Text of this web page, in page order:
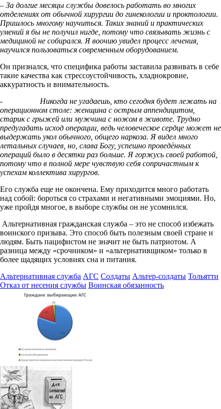
– За долгие месяцы службы довелось работать во многих
отделениях от обычной хирургии до гинекологии и проктологии.
Пришлось многому научиться. Таких знаний и практических
умений я бы не получил нигде, потому что связывать жизнь с
медициной не собирался. Я воочию увидел процесс лечения,
научился пользоваться современным оборудованием.
Он признался, что специфика работы заставила развивать в себе
такие качества как стрессоустойчивость, хладнокровие,
аккуратность и внимательность.
- Никогда не угадаешь, кто сегодня будет лежать на
операционном столе: женщина с острым аппендицитом,
старик с грыжей или мужчина с ножом в животе. Трудно
предугадать исход операции, ведь человеческое сердце может не
выдержать укол обычного, общего наркоза. Я видел много
летальных случаев, но, слава Богу, успешно проведённых
операций было в десятки раз больше. Я горжусь своей работой,
потому что в полной мере чувствую себя сопричастным к
успехам коллектива хирургов.
Его служба еще не окончена. Ему приходится много работать
над собой: бороться со страхами и негативными эмоциями. Но,
уже пройдя многое, в выборе службы он не усомнился.
Альтернативная гражданская служба – это не способ избежать
воинского призыва. Это способ быть полезным своей стране и
людям. Быть пацифистом не значит не быть патриотом. А
разница между «срочником» и «альтернативщиком» только в
более щадящих условиях сна и питания.
Альтернативная служба АГС Солдаты Альтер-солдаты Тольятти
Отказ от несения службы Воинская обязанность